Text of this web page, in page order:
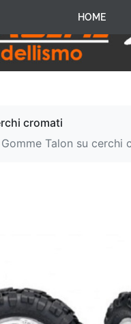
HOME
cromati
Gomme Talon su cerchi